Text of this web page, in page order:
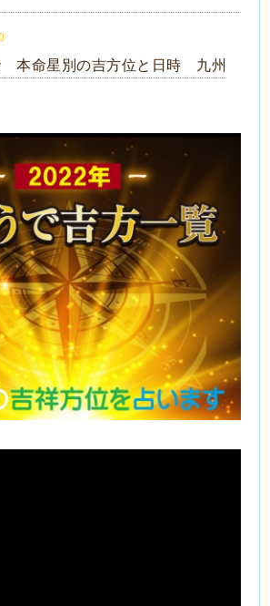
本命星別の吉方位と日時 九州